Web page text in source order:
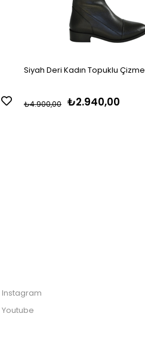
Siyah Deri Kadın Topuklu Çizme
₺2.940,00
₺4.900,00
Instagram
Youtube